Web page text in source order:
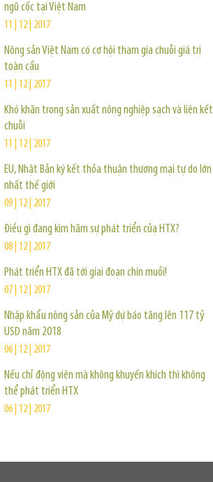
ngũ cốc tại Việt Nam
11 | 12 | 2017
Nông sản Việt Nam có cơ hội tham gia chuỗi giá trị
toàn cầu
11 | 12 | 2017
Khó khăn trong sản xuất nông nghiệp sạch và liên kết
chuỗi
11 | 12 | 2017
EU, Nhật Bản ký kết thỏa thuận thương mại tự do lớn
nhất thế giới
09 | 12 | 2017
Điều gì đang kìm hãm sự phát triển của HTX?
08 | 12 | 2017
Phát triển HTX đã tới giai đoạn chín muồi!
07 | 12 | 2017
Nhập khẩu nông sản của Mỹ dự báo tăng lên 117 tỷ
USD năm 2018
06 | 12 | 2017
Nếu chỉ động viên mà không khuyến khích thì không
thể phát triển HTX
06 | 12 | 2017